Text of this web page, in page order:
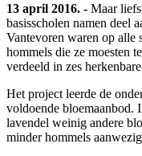
13 april 2016. - Maar
basisscholen namen deel
Vantevoren waren op alle
hommels die ze moesten
verdeeld in zes
Het project leerde de
voldoende bloemaanbod.
lavendel weinig andere
minder hommels